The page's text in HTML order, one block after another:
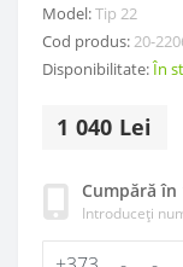
Model:Tip 22
Cod produs: 20-
Disponibilitate:În
1 040 Lei
Cumpără în
Introduceți